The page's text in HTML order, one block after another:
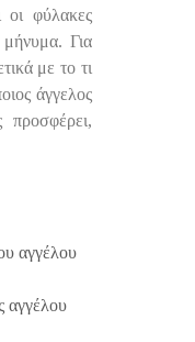
οι φύλακες
μήνυμα. Για
με το τι
άγγελος
αγγέλου
αγγέλου